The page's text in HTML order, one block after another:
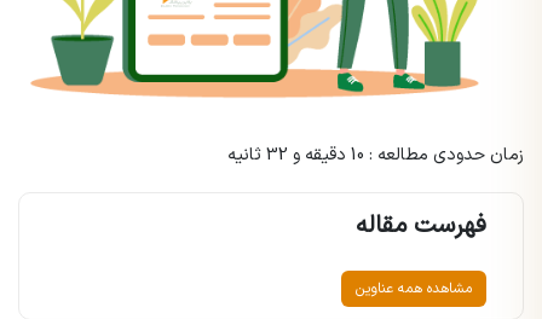
زمان حدودی مطالعه : 10 دقیقه و 32 ثانیه
فهرست مقاله
مشاهده همه عناوین